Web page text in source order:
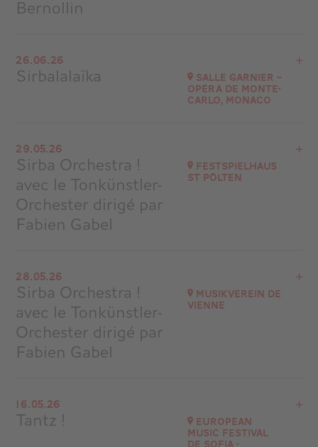
Bernollin
Festival de musique de Toulon
à21H30
26.06.26
Sirbalalaïka Salle Garnier –
Opéra de Monte-
Carlo, Monaco
Salle Garnier – Opéra de Monte-Carlo, Monaco
à20H00
Accéder au site
Acheter vos billets
29.05.26
Sirba Orchestra !
avec le Tonkünstler-
Orchester dirigé par
Fabien Gabel
Festspielhaus
St Pölten
Autriche
à19H30
Accéder au site
28.05.26
Sirba Orchestra !
avec le Tonkünstler-
Orchester dirigé par
Fabien Gabel
Musikverein de
Vienne
Autriche
à 20H00
16.05.26
Tantz ! European
Music Festival